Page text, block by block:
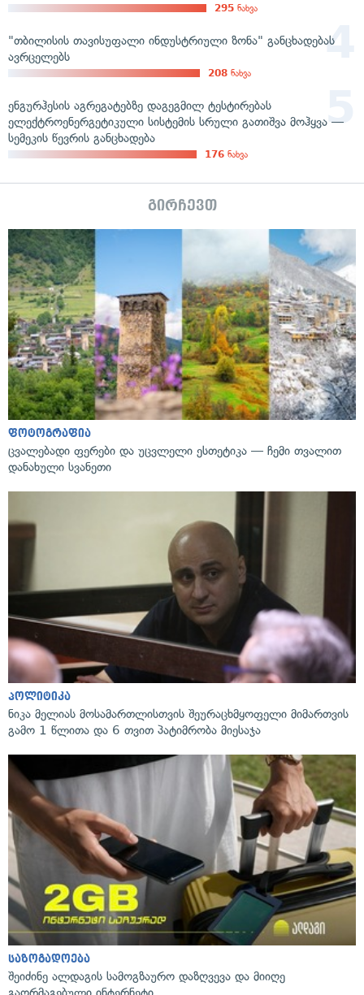
295 ნახვა
"თბილისის თავისუფალი ინდუსტრიული ზონა" განცხადებას
ავრცელებს
208 ნახვა
ენგურჰესის აგრეგატებზე დაგეგმილ ტესტირებას
ელექტროენერგეტიკული სისტემის სრული გათიშვა მოჰყვა —
სემეკის წევრის განცხადება
176 ნახვა
გირჩევთ
ფოტოგრაფია
ცვალებადი ფერები და უცვლელი ესთეტიკა — ჩემი თვალით
დანახული სვანეთი
პოლიტიკა
ნიკა მელიას მოსამართლისთვის შეურაცხმყოფელი მიმართვის
გამო 1 წლითა და 6 თვით პატიმრობა მიესაჯა
საზოგადოება
შეიძინე ალდაგის სამოგზაურო დაზღვევა და მიიღე